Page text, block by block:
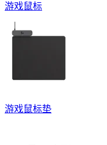
游戏鼠标
游戏鼠标垫